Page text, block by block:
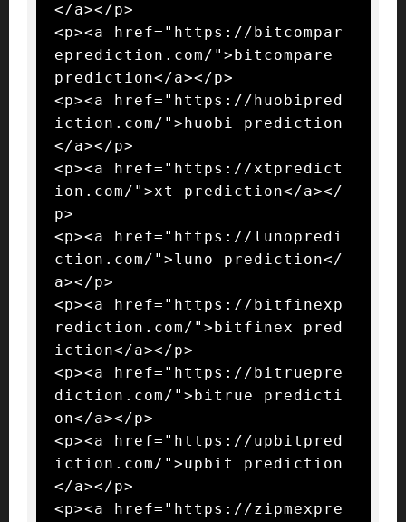
</a></p>
<p><a href="https://bitcompar
eprediction.com/">bitcompare
prediction</a></p>
<p><a href="https://huobipred
iction.com/">huobi prediction
</a></p>
<p><a href="https://xtpredict
ion.com/">xt prediction</a></
p>
<p><a href="https://lunopredi
ction.com/">luno prediction</
a></p>
<p><a href="https://bitfinexp
rediction.com/">bitfinex pred
iction</a></p>
<p><a href="https://bitruepre
diction.com/">bitrue predicti
on</a></p>
<p><a href="https://upbitpred
iction.com/">upbit prediction
</a></p>
<p><a href="https://zipmexpre